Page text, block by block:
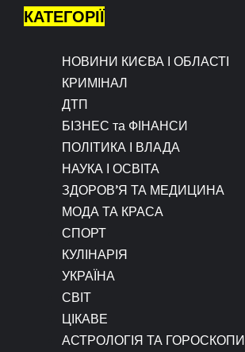
КАТЕГОРІЇ
НОВИНИ КИЄВА І ОБЛАСТІ
КРИМІНАЛ
ДТП
БІЗНЕС та ФІНАНСИ
ПОЛІТИКА І ВЛАДА
НАУКА І ОСВІТА
ЗДОРОВ’Я ТА МЕДИЦИНА
МОДА ТА КРАСА
СПОРТ
КУЛІНАРІЯ
УКРАЇНА
СВІТ
ЦІКАВЕ
АСТРОЛОГІЯ ТА ГОРОСКОПИ